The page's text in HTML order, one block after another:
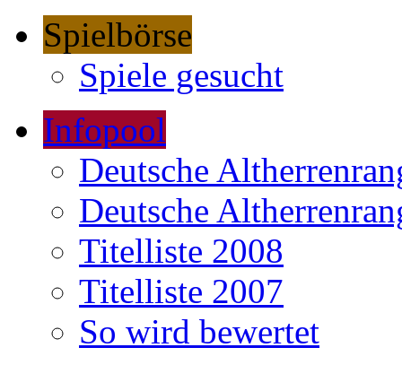
Spielbörse
Spiele gesucht
Infopool
Deutsche
Deutsche
Titelliste 2008
Titelliste 2007
So wird bewertet